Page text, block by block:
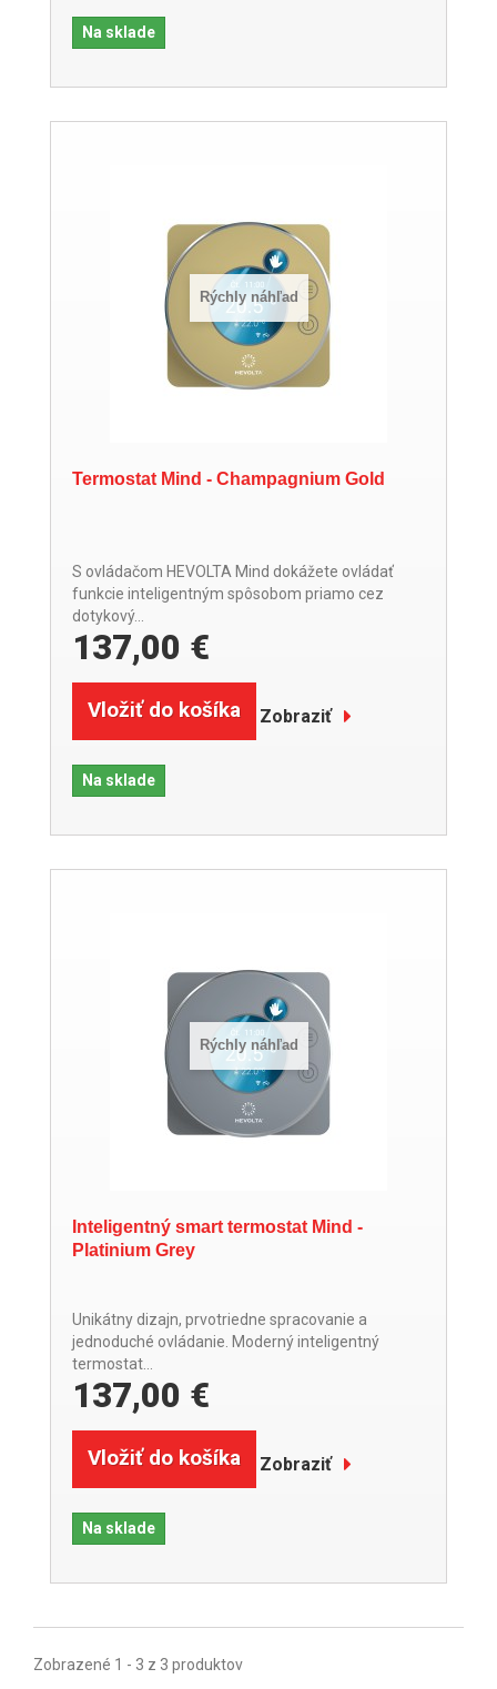
Na sklade
Rýchly náhľad
Termostat Mind - Champagnium Gold
S ovládačom HEVOLTA Mind dokážete ovládať
funkcie inteligentným spôsobom priamo cez
dotykový...
137,00 €
Vložiť do košíka Zobraziť
Na sklade
Rýchly náhľad
Inteligentný smart termostat Mind -
Platinium Grey
Unikátny dizajn, prvotriedne spracovanie a
jednoduché ovládanie. Moderný inteligentný
termostat...
137,00 €
Vložiť do košíka Zobraziť
Na sklade
Zobrazené 1 - 3 z 3 produktov